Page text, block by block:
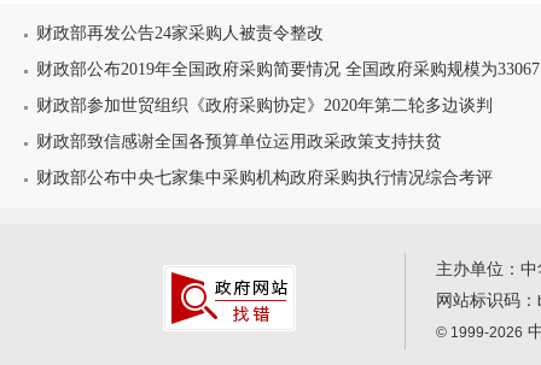
财政部再发公告24家采购人被责令整改
财政部公布2019年全国政府采购简要情况 全国政府采购规模为
财政部参加世贸组织《政府采购协定》2020年第二轮多边谈判
财政部致信感谢全国各预算单位运用政采政策支持扶贫
财政部公布中央七家集中采购机构政府采购执行情况综合考评
主办单位：
网站标识码：
© 1999-2026